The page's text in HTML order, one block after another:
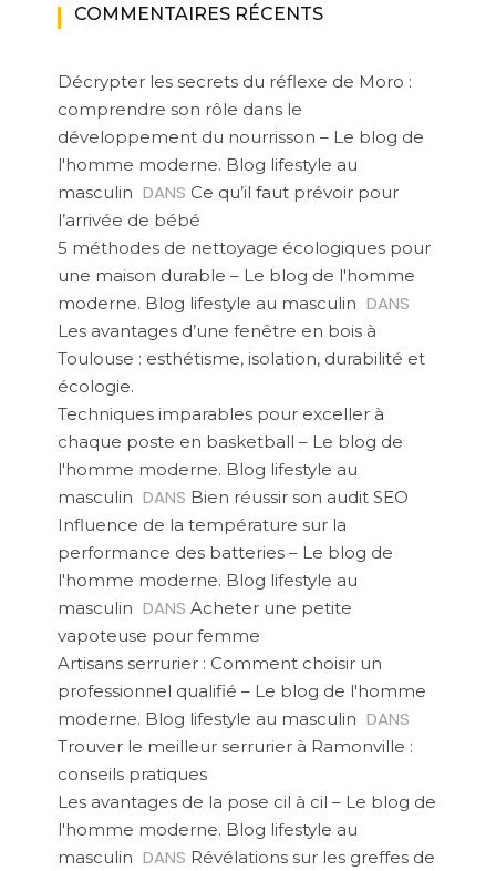
COMMENTAIRES RÉCENTS
Décrypter les secrets du réflexe de Moro :
comprendre son rôle dans le
développement du nourrisson – Le blog de
l'homme moderne. Blog lifestyle au
masculin DANS Ce qu’il faut prévoir pour
l’arrivée de bébé
5 méthodes de nettoyage écologiques pour
une maison durable – Le blog de l'homme
moderne. Blog lifestyle au masculin DANS
Les avantages d’une fenêtre en bois à
Toulouse : esthétisme, isolation, durabilité et
écologie.
Techniques imparables pour exceller à
chaque poste en basketball – Le blog de
l'homme moderne. Blog lifestyle au
masculin DANS Bien réussir son audit SEO
Influence de la température sur la
performance des batteries – Le blog de
l'homme moderne. Blog lifestyle au
masculin DANS Acheter une petite
vapoteuse pour femme
Artisans serrurier : Comment choisir un
professionnel qualifié – Le blog de l'homme
moderne. Blog lifestyle au masculin DANS
Trouver le meilleur serrurier à Ramonville :
conseils pratiques
Les avantages de la pose cil à cil – Le blog de
l'homme moderne. Blog lifestyle au
masculin DANS Révélations sur les greffes de